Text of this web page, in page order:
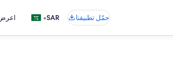
حمّل تطبيقنا SAR
•